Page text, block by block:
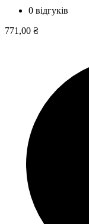
0 відгуків
771,00 ₴